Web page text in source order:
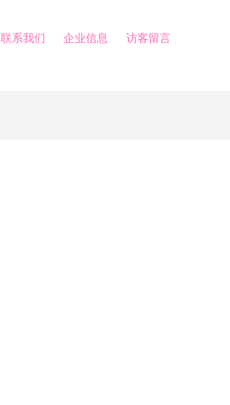
联系我们 企业信息 访客留言